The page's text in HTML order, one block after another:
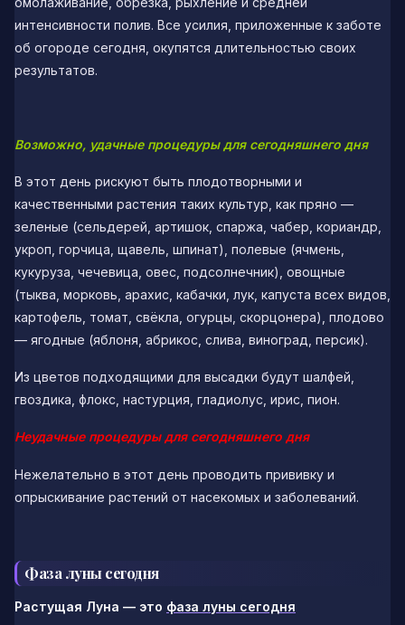
интенсивности полив. Все усилия, приложенные к заботе
об огороде сегодня, окупятся длительностью своих
результатов.
Возможно, удачные процедуры для сегодняшнего дня
В этот день рискуют быть плодотворными и
качественными растения таких культур, как пряно —
зеленые (сельдерей, артишок, спаржа, чабер, кориандр,
укроп, горчица, щавель, шпинат), полевые (ячмень,
кукуруза, чечевица, овес, подсолнечник), овощные
(тыква, морковь, арахис, кабачки, лук, капуста всех видов,
картофель, томат, свёкла, огурцы, скорцонера), плодово
— ягодные (яблоня, абрикос, слива, виноград, персик).
Из цветов подходящими для высадки будут шалфей,
гвоздика, флокс, настурция, гладиолус, ирис, пион.
Неудачные процедуры для сегодняшнего дня
Нежелательно в этот день проводить прививку и
опрыскивание растений от насекомых и заболеваний.
Фаза луны сегодня
Растущая Луна — это фаза луны сегодня